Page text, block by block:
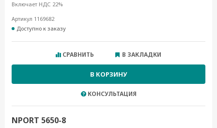
Включает НДС 22%
Артикул 1169682
Доступно к заказу
СРАВНИТЬ В ЗАКЛАДКИ
В КОРЗИНУ
КОНСУЛЬТАЦИЯ
NPORT 5650-8